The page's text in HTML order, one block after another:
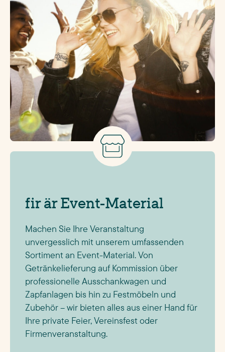
fir är Event-Material
Machen Sie Ihre Veranstaltung
unvergesslich mit unserem umfassenden
Sortiment an Event-Material. Von
Getränkelieferung auf Kommission über
professionelle Ausschankwagen und
Zapfanlagen bis hin zu Festmöbeln und
Zubehör – wir bieten alles aus einer Hand für
Ihre private Feier, Vereinsfest oder
Firmenveranstaltung.